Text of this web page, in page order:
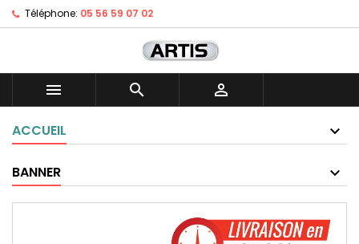
Téléphone: 05 56 59 07 02
  
ACCUEIL
BANNER